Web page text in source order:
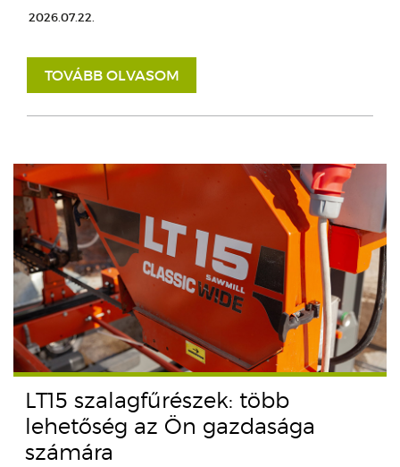
2026.07.22.
TOVÁBB OLVASOM
LT15 szalagfűrészek: több
lehetőség az Ön gazdasága
számára